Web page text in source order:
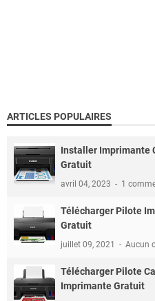
ARTICLES POPULAIRES
Installer Imprimante
Gratuit
avril 04, 2023 1
Télécharger Pilote
Gratuit
juillet 09, 2021 Aucun
Télécharger Pilote
Imprimante Gratuit